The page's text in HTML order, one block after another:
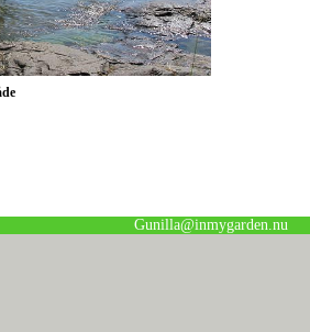
Gunilla@inmygarden.nu